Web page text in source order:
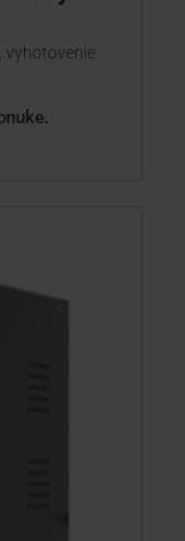
vyhotovenie